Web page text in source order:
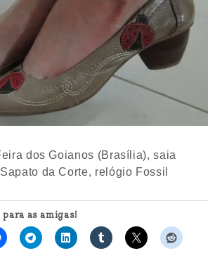
dos Goianos (Brasília), saia
da Corte, relógio Fossil
as amigas!